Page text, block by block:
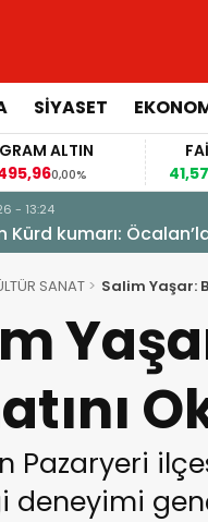
SİYASET
FAİZ
41,57
0,07%
- 13:24
Kürd kumarı:
SANAT Salim Yaşar:
Pazaryeri
deneyimi